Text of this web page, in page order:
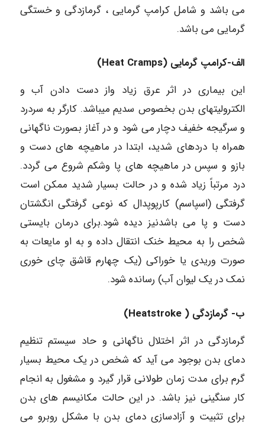
می باشد و شامل کرامپ گرمایی ، گرمازدگی و خستگی
گرمایی می باشد.
الف-کرامپ گرمایی (Heat Cramps)
این بیماری در اثر عرق زیاد واز دست دادن آب و
الکترولیتهای بدن بخصوص سدیم میباشد. کارگر به سردرد
و سرگیجه خفیف دچار می شود و در آغاز بصورت ناگهانی
همراه با دردهای شدید، ابتدا در ماهیچه های دست و
بازو و سپس در ماهیچه های پا وشکم شروع می گردد.
درد مرتباً زیاد شده و در حالت بسیار شدید ممکن است
گرفتگی (اسپاسم) کارپوپدال که نوعی گرفتگی انگشتان
دست و پا می باشدنیز دیده شود.برای درمان بایستی
شخص را به محیط خنک انتقال داده و به او مایعات به
صورت وریدی یا خوراکی (یک چهارم قاشق چای خوری
نمک در یک لیوان آب) رسانده شود.
ب- گرمازدگی ( Heatstroke)
گرمازدگی در اثر اختلال ناگهانی و حاد سیستم تنظیم
دمای بدن بوجود می آید که شخص در یک محیط بسیار
گرم برای مدت زمان طولانی قرار گیرد و مشغول به انجام
کار سنگینی نیز باشد. در این حالت مکانیسم های بدن
برای تثبیت و آزادسازی دمای بدن با مشکل روبرو می